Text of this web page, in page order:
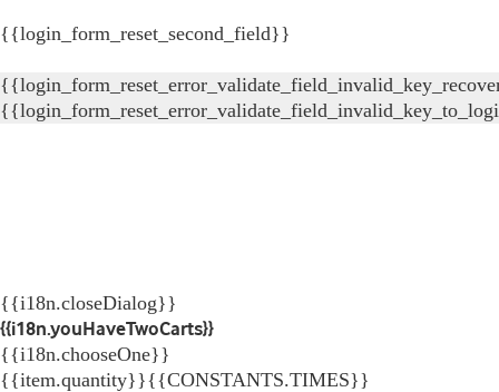
{{login_form_reset_second_field}}
{{i18n.closeDialog}}
{{i18n.youHaveTwoCarts}}
{{i18n.chooseOne}}
{{item.quantity}}{{CONSTANTS.TIMES}}